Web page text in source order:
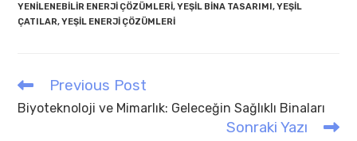
YENILENEBILIR ENERJI ÇÖZÜMLERI,YEŞIL BINA TASARIMI,YEŞIL
ÇATILAR,YEŞIL ENERJI ÇÖZÜMLERI
Read
articles
Previous Post
Biyoteknoloji ve Mimarlık: Geleceğin Sağlıklı Binaları
Sonraki Yazı